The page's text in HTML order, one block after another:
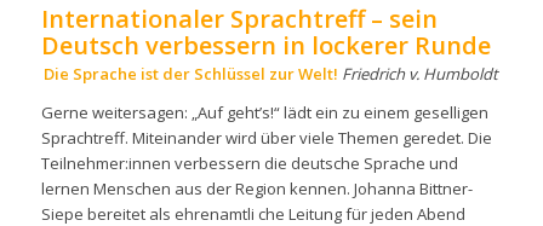
Internationaler Sprachtreff – sein
Deutsch verbessern in lockerer Runde
Die Sprache ist der Schlüssel zur Welt! Friedrich v. Humboldt
Gerne weitersagen: „Auf geht’s!“ lädt ein zu einem geselligen
Sprachtreff. Miteinander wird über viele Themen geredet. Die
Teilnehmer:innen verbessern die deutsche Sprache und
lernen Menschen aus der Region kennen. Johanna Bittner-
Siepe bereitet als ehrenamtli che Leitung für jeden Abend